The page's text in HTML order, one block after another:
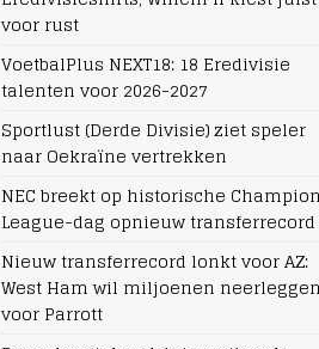
voor rust
VoetbalPlus NEXT18: 18 Eredivisie
talenten voor 2026-2027
Sportlust (Derde Divisie) ziet speler
naar Oekraïne vertrekken
NEC breekt op historische
League-dag opnieuw transferrecord
Nieuw transferrecord lonkt voor AZ:
West Ham wil miljoenen
voor Parrott